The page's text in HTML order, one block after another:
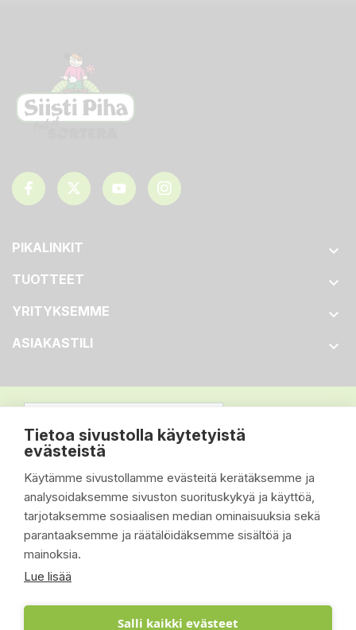
Tietoa sivustolla käytetyistä
evästeistä
Käytämme sivustollamme evästeitä kerätäksemme ja
analysoidaksemme sivuston suorituskykyä ja käyttöä,
tarjotaksemme sosiaalisen median ominaisuuksia sekä
parantaaksemme ja räätälöidäksemme sisältöä ja
mainoksia.
Lue lisää
Salli kaikki evästeet
PIKALINKIT 
TUOTTEET 
YRITYKSEMME 
ASIAKASTILI 